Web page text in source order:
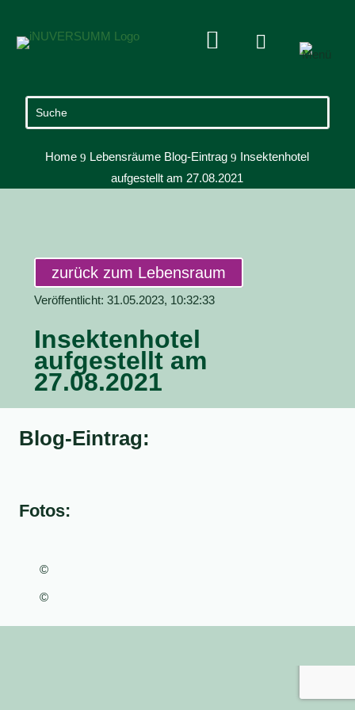
 
Home 9 Lebensräume Blog-Eintrag 9 Insektenhotel
aufgestellt am 27.08.2021
zurück zum Lebensraum
Veröffentlicht: 31.05.2023, 10:32:33
Insektenhotel
aufgestellt am
27.08.2021
Blog-Eintrag:
Fotos:
©
©